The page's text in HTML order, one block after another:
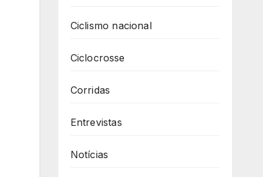
Ciclismo nacional
Ciclocrosse
Corridas
Entrevistas
Notícias